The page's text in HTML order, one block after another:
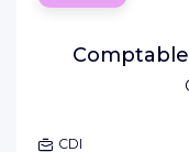
Comptable
CDI